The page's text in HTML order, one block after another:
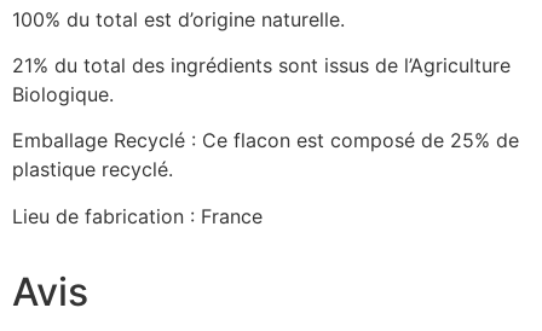
100% du total est d’origine naturelle.
21% du total des ingrédients sont issus de l’Agriculture
Biologique.
Emballage Recyclé : Ce flacon est composé de 25% de
plastique recyclé.
Lieu de fabrication : France
Avis